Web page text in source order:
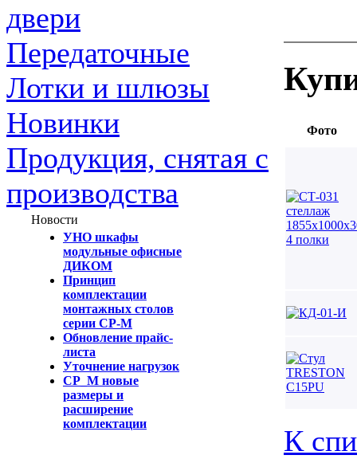
двери
Передаточные
Лотки и шлюзы
Новинки
Продукция, снятая с
производства
Новости
УНО шкафы
модульные офисные
ДИКОМ
Принцип
комплектации
монтажных столов
серии СР-М
Обновление прайс-
листа
Уточнение нагрузок
СР_М новые
размеры и
расширение
комплектации
Фото
К